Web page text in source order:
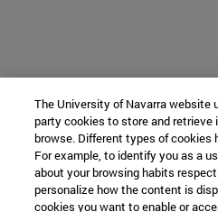
The University of Navarra website
party cookies to store and retrieve
browse. Different types of cookies
For example, to identify you as a
about your browsing habits
personalize how the content is
cookies you want to enable or